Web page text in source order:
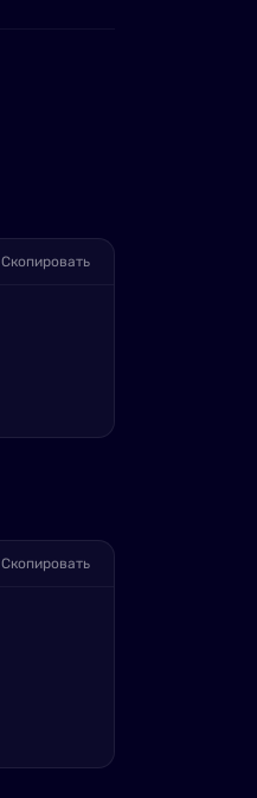
Скопировать
Скопировать